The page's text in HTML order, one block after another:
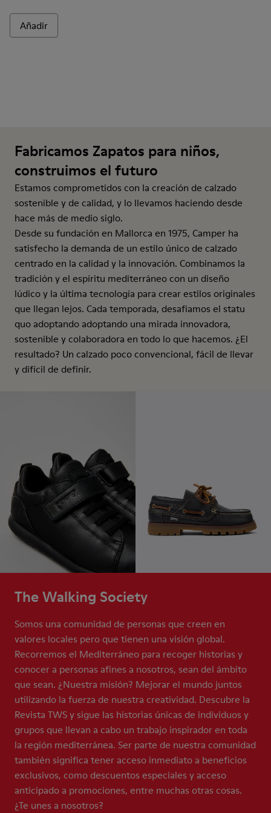
Añadir
Fabricamos Zapatos para niños,
construimos el futuro
Estamos comprometidos con la creación de calzado
sostenible y de calidad, y lo llevamos haciendo desde
hace más de medio siglo.
Desde su fundación en Mallorca en 1975, Camper ha
satisfecho la demanda de un estilo único de calzado
centrado en la calidad y la innovación. Combinamos la
tradición y el espíritu mediterráneo con un diseño
lúdico y la última tecnología para crear estilos originales
que llegan lejos. Cada temporada, desafiamos el statu
quo adoptando adoptando una mirada innovadora,
sostenible y colaboradora en todo lo que hacemos. ¿El
resultado? Un calzado poco convencional, fácil de llevar
y difícil de definir.
The Walking Society
Somos una comunidad de personas que creen en
valores locales pero que tienen una visión global.
Recorremos el Mediterráneo para recoger historias y
conocer a personas afines a nosotros, sean del ámbito
que sean. ¿Nuestra misión? Mejorar el mundo juntos
utilizando la fuerza de nuestra creatividad. Descubre la
Revista TWS y sigue las historias únicas de individuos y
grupos que llevan a cabo un trabajo inspirador en toda
la región mediterránea. Ser parte de nuestra comunidad
también significa tener acceso inmediato a beneficios
exclusivos, como descuentos especiales y acceso
anticipado a promociones, entre muchas otras cosas.
¿Te unes a nosotros?